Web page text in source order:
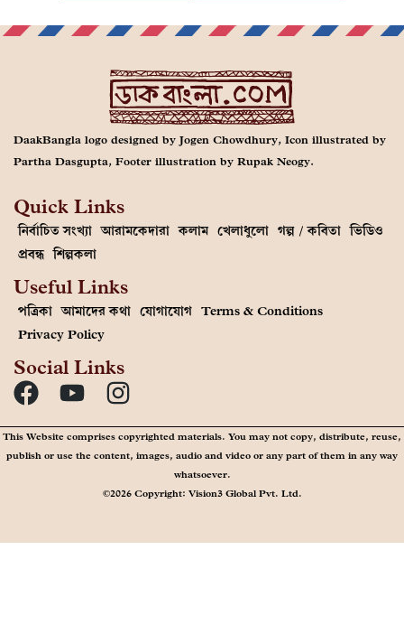
DaakBangla logo designed by Jogen Chowdhury, Icon illustrated by
Partha Dasgupta, Footer illustration by Rupak Neogy.
Quick Links
নির্বাচিত সংখ্যা আরামকেদারা কলাম খেলাধুলো গল্প / কবিতা ভিডিও
প্রবন্ধ শিল্পকলা
Useful Links
পত্রিকা আমাদের কথা যোগাযোগ Terms & Conditions
Privacy Policy
Social Links
This Website comprises copyrighted materials. You may not copy, distribute, reuse,
publish or use the content, images, audio and video or any part of them in any way
whatsoever.
©2026 Copyright: Vision3 Global Pvt. Ltd.